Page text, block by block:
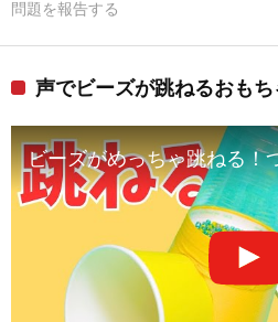
問題を報告する
声でビーズが跳ねるおもち
ビーズがめっちゃ跳ねる！